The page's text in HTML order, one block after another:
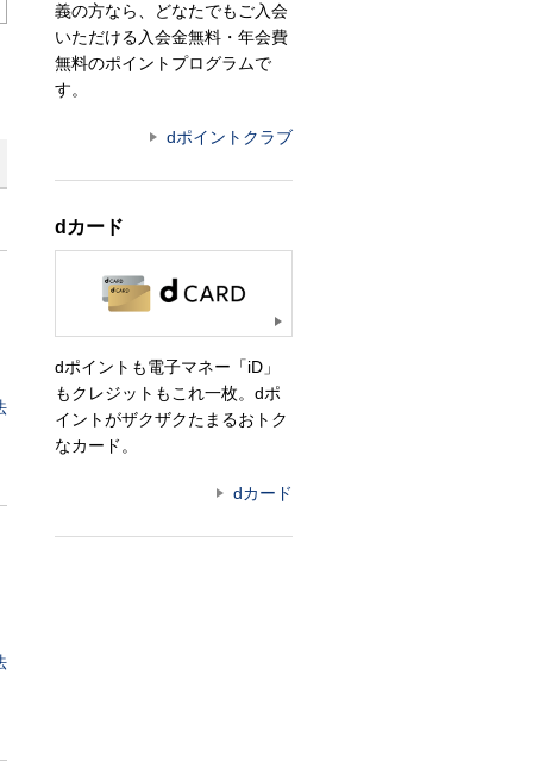
義の方なら、どなたでもご入会
いただける入会金無料・年会費
無料のポイントプログラムで
す。
dポイントクラブ
dカード
dポイントも電子マネー「iD」
もクレジットもこれ一枚。dポ
イントがザクザクたまるおトク
なカード。
dカード